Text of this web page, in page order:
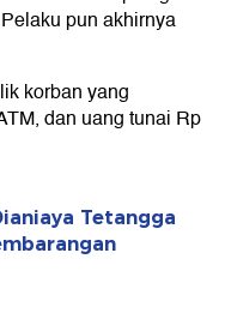
pun akhirnya
korban yang
dan uang tunai Rp
Tetangga